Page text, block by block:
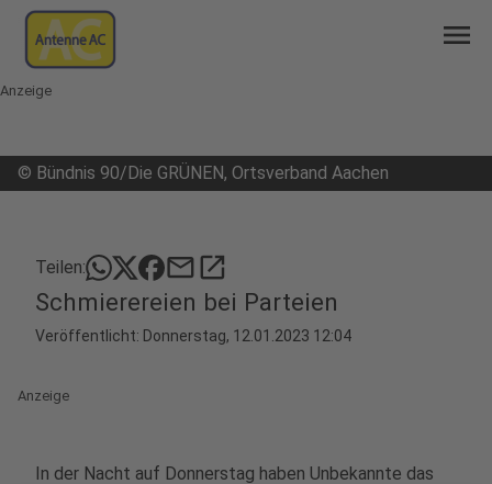
menu
Anzeige
© Bündnis 90/Die GRÜNEN, Ortsverband Aachen
Teilen: mailopen_in_new
Schmierereien bei Parteien
Veröffentlicht: Donnerstag, 12.01.2023 12:04
Anzeige
In der Nacht auf Donnerstag haben Unbekannte das